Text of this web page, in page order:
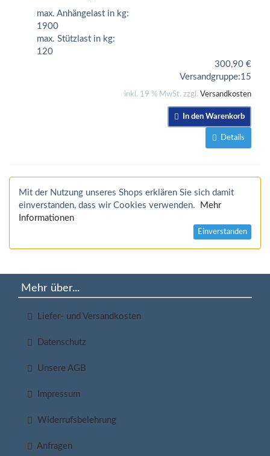
max. Anhängelast in kg:
1900
max. Stützlast in kg:
120
300,90 €
Versandgruppe:15
inkl. 19 % MwSt. zzgl. Versandkosten
In den Warenkorb
Details
Mit der Nutzung unseres Shops erklären Sie sich damit
einverstanden, dass wir Cookies verwenden.
Mehr
Informationen
Einverstanden
Mehr über...
Liefer- und Versandkosten
Datenschutz
Unsere AGB
Impressum
Widerrufsbelehrung
Anfragen